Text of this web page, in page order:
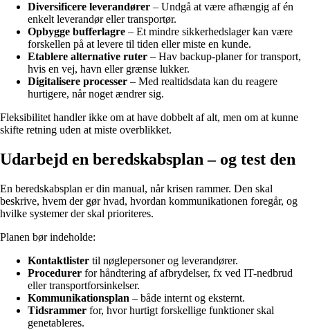
Diversificere leverandører – Undgå at være afhængig af én
enkelt leverandør eller transportør.
Opbygge bufferlagre – Et mindre sikkerhedslager kan være
forskellen på at levere til tiden eller miste en kunde.
Etablere alternative ruter – Hav backup-planer for transport,
hvis en vej, havn eller grænse lukker.
Digitalisere processer – Med realtidsdata kan du reagere
hurtigere, når noget ændrer sig.
Fleksibilitet handler ikke om at have dobbelt af alt, men om at kunne
skifte retning uden at miste overblikket.
Udarbejd en beredskabsplan – og test den
En beredskabsplan er din manual, når krisen rammer. Den skal
beskrive, hvem der gør hvad, hvordan kommunikationen foregår, og
hvilke systemer der skal prioriteres.
Planen bør indeholde:
Kontaktlister til nøglepersoner og leverandører.
Procedurer for håndtering af afbrydelser, fx ved IT-nedbrud
eller transportforsinkelser.
Kommunikationsplan – både internt og eksternt.
Tidsrammer for, hvor hurtigt forskellige funktioner skal
genetableres.